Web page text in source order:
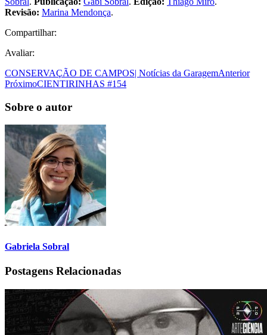
Revisão: Marina Mendonça.
Compartilhar:
Avaliar:
CONSERVAÇÃO DE CAMPOS| Notícias da GaragemAnterior
PróximoCIENTIRINHAS #154
Sobre o autor
Gabriela Sobral
Postagens Relacionadas